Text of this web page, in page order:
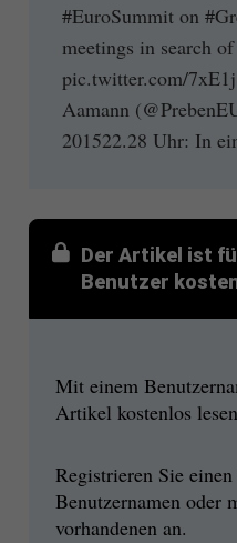
#EuroSummit on
meetings in search
pic.twitter.com/
Aamann
201522.28 Uhr: In
Der Artikel ist
Benutzer
Mit einem
Artikel kostenlos
Registrieren Sie
Benutzernamen oder
vorhandenen an.